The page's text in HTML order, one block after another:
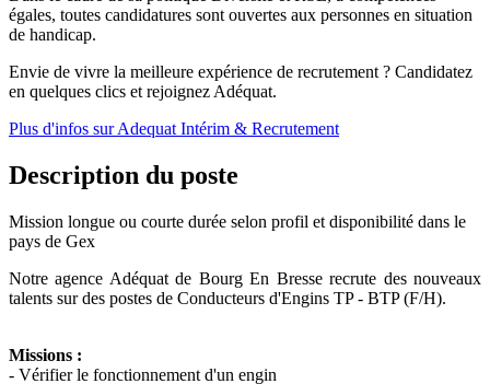
égales, toutes candidatures sont ouvertes aux personnes en situation
de handicap.
Envie de vivre la meilleure expérience de recrutement ? Candidatez
en quelques clics et rejoignez Adéquat.
Plus d'infos sur Adequat Intérim & Recrutement
Description du poste
Mission longue ou courte durée selon profil et disponibilité dans le
pays de Gex
Notre agence Adéquat de Bourg En Bresse recrute des nouveaux
talents sur des postes de Conducteurs d'Engins TP - BTP (F/H).
Missions :
- Vérifier le fonctionnement d'un engin